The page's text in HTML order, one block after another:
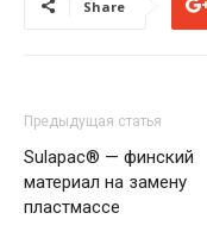
Share
Предыдущая статья
Sulapac® — финский
материал на замену
пластмассе